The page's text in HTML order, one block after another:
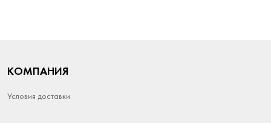
КОМПАНИЯ
Условия доставки